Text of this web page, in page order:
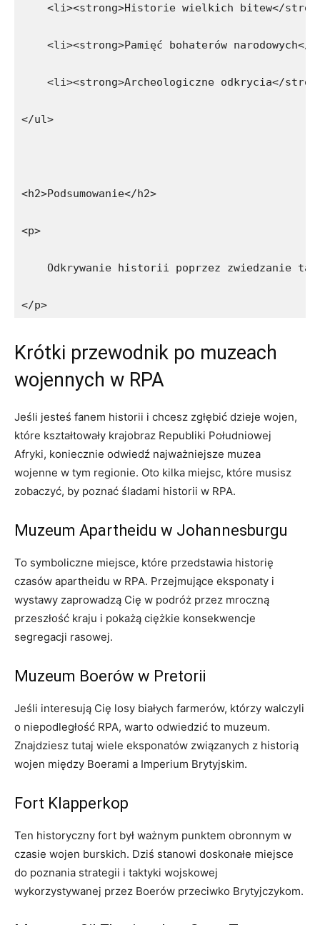
<li><strong>Historie wielkich bitew</
<li><strong>Pamięć bohaterów narodowych</
<li><strong>Archeologiczne odkrycia</
</ul>
<h2>Podsumowanie</h2>
<p>
Odkrywanie historii poprzez zwiedzanie
</p>
Krótki przewodnik⁢ po⁢ muzeach
wojennych w RPA
Jeśli jesteś fanem historii i ‌chcesz zgłębić dzieje wojen,
które kształtowały krajobraz ⁤Republiki‍ Południowej ​
Afryki, koniecznie odwiedź ⁣najważniejsze muzea ​
wojenne w tym regionie. Oto kilka miejsc, które musisz
zobaczyć, by ​poznać śladami historii ⁢w RPA.
Muzeum Apartheidu w Johannesburgu
To symboliczne⁣ miejsce, które przedstawia historię
czasów apartheidu w RPA. Przejmujące eksponaty⁣ i
⁤wystawy zaprowadzą Cię w podróż przez mroczną
przeszłość ⁣kraju i pokażą ciężkie konsekwencje ​
segregacji rasowej.
Muzeum Boerów​ w Pretorii
Jeśli interesują ​Cię losy białych farmerów, ⁢którzy walczyli
o​ niepodległość RPA, warto odwiedzić‍ to muzeum.‌
Znajdziesz tutaj wiele eksponatów związanych z historią⁤
wojen między Boerami a Imperium Brytyjskim.
Fort Klapperkop
Ten historyczny fort był ważnym ⁣punktem obronnym w
czasie wojen burskich. Dziś stanowi doskonałe miejsce
⁢do poznania strategii i‌ taktyki wojskowej
⁣wykorzystywanej przez Boerów przeciwko Brytyjczykom.